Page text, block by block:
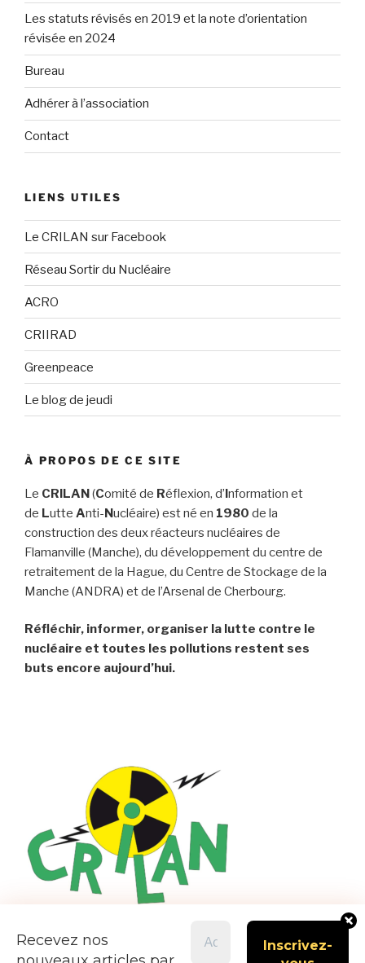
Recevez nos
Les statuts révisés en 2019 et la note d’orientation
révisée en 2024
Bureau
Adhérer à l’association
Contact
LIENS UTILES
Le CRILAN sur Facebook
Réseau Sortir du Nucléaire
ACRO
CRIIRAD
Greenpeace
Le blog de jeudi
À PROPOS DE CE SITE
Le CRILAN(Comité de Réflexion, d’Information et
de Lutte Anti-Nucléaire) est né en 1980 de la
construction des deux réacteurs nucléaires de
Flamanville (Manche), du développement du centre de
retraitement de la Hague, du Centre de Stockage de la
Manche (ANDRA) et de l’Arsenal de Cherbourg.
Réfléchir, informer, organiser la lutte contre le
nucléaire et toutes les pollutions restent ses
buts encore aujourd’hui.